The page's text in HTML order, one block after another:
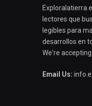
Exploralatierra
lectores que
legibles para
desarrollos en
We're
Email Us: